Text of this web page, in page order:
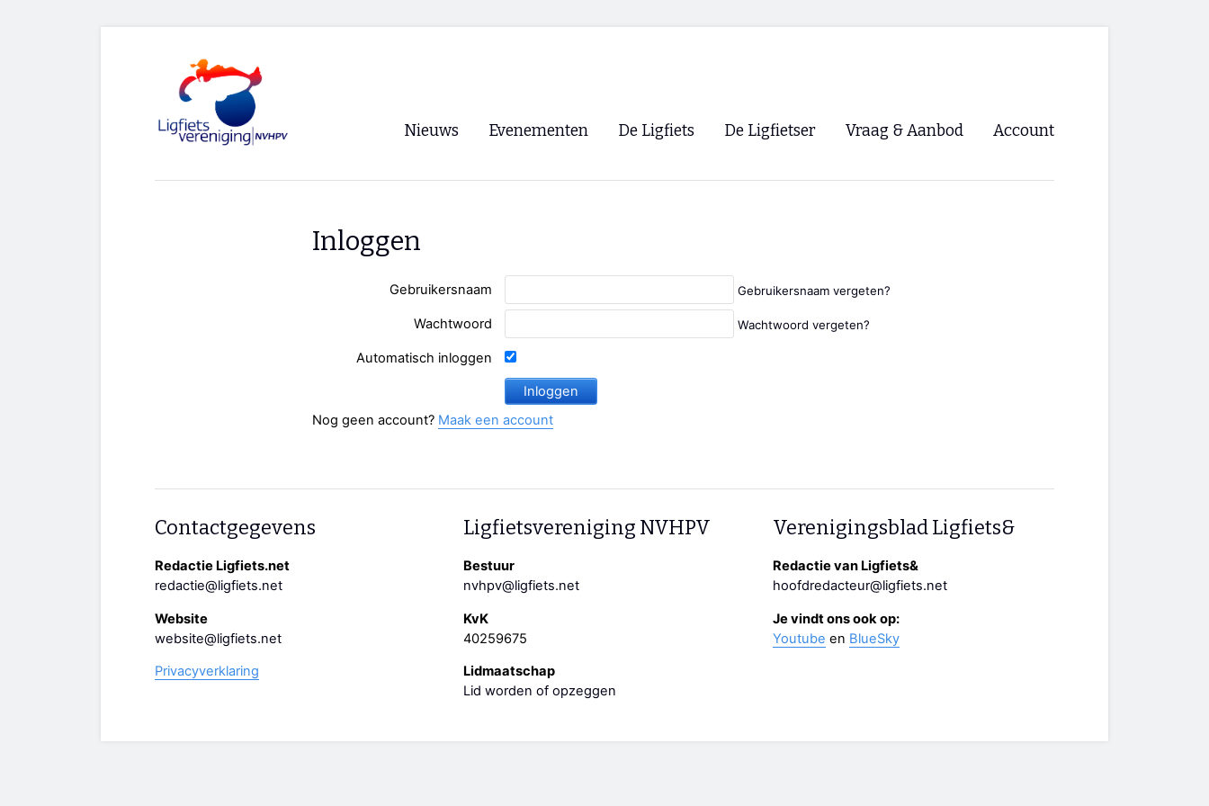
Nieuws Evenementen
Paastreffen
Oliebollentocht
De Ligfiets De Ligfietser
Lokale Fietsverenigingen
Vraag & Aanbod Account
Inloggen
Gebruikersnaam Gebruikersnaam vergeten?
Wachtwoord Wachtwoord vergeten?
Automatisch inloggen
Nog geen account? Maak een account
Contactgegevens
Redactie Ligfiets.net
redactie@ligfiets.net
Website
website@ligfiets.net
Privacyverklaring
Ligfietsvereniging NVHPV
Bestuur
nvhpv@ligfiets.net
KvK
40259675
Lidmaatschap
Lid worden of opzeggen
Verenigingsblad Ligfiets&
Redactie van Ligfiets&
hoofdredacteur@ligfiets.net
Je vindt ons ook op:
Youtube en BlueSky